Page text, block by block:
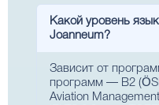
Какой уровень
Joanneum?
Зависит от
программ — B2
Aviation